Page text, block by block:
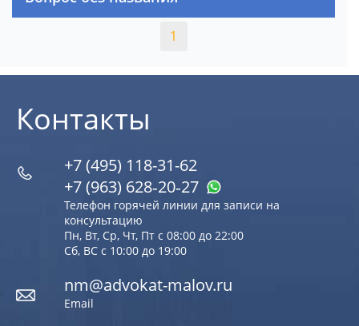
1
Контакты
+7 (495) 118-31-62
+7 (963) 628‑20‑27
Телефон горячей линии для записи на
консультацию
Пн, Вт, Ср, Чт, Пт с 08:00 до 22:00
Сб, ВС с 10:00 до 19:00
nm@advokat-malov.ru
Email